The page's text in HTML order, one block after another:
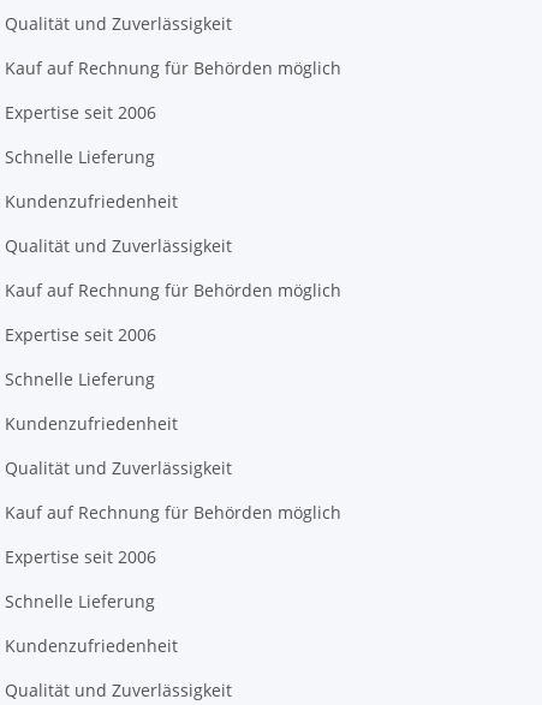
Qualität und Zuverlässigkeit
Kauf auf Rechnung für Behörden möglich
Expertise seit 2006
Schnelle Lieferung
Kundenzufriedenheit
Qualität und Zuverlässigkeit
Kauf auf Rechnung für Behörden möglich
Expertise seit 2006
Schnelle Lieferung
Kundenzufriedenheit
Qualität und Zuverlässigkeit
Kauf auf Rechnung für Behörden möglich
Expertise seit 2006
Schnelle Lieferung
Kundenzufriedenheit
Qualität und Zuverlässigkeit